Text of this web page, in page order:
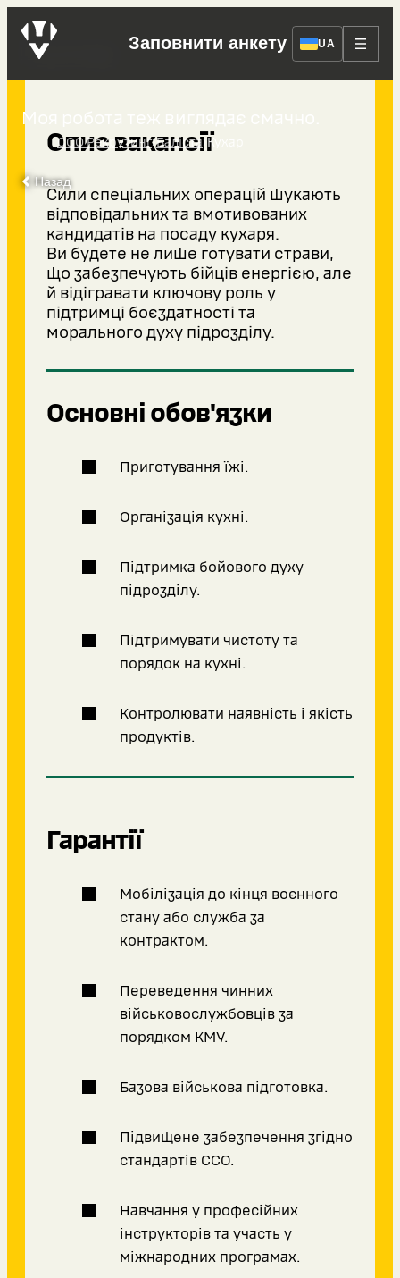
Заповнити анкету UA
ССО Рекрутинг›Баліста› Кухар
Назад
Кухар
Моя робота теж виглядає смачно.
Опис вакансії
Сили спеціальних операцій шукають
відповідальних та вмотивованих
кандидатів на посаду кухаря.
Ви будете не лише готувати страви,
що забезпечують бійців енергією, але
й відігравати ключову роль у
підтримці боєздатності та
морального духу підрозділу.
Основні обов'язки
Приготування їжі.
Організація кухні.
Підтримка бойового духу
підрозділу.
Підтримувати чистоту та
порядок на кухні.
Контролювати наявність і якість
продуктів.
Гарантії
Мобілізація до кінця воєнного
стану або служба за
контрактом.
Переведення чинних
військовослужбовців за
порядком КМУ.
Базова військова підготовка.
Підвищене забезпечення згідно
стандартів ССО.
Навчання у професійних
інструкторів та участь у
міжнародних програмах.